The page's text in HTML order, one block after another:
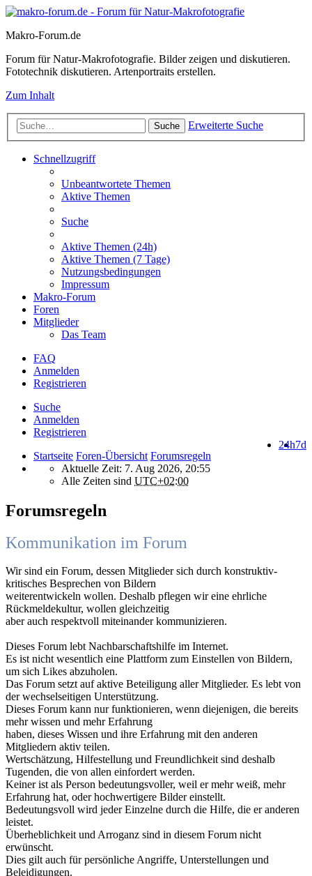
Makro-Forum.de
Forum für Natur-Makrofotografie. Bilder zeigen und diskutieren.
Fototechnik diskutieren. Artenportraits erstellen.
Zum Inhalt
Suche Erweiterte Suche
Schnellzugriff
Unbeantwortete Themen
Aktive Themen
Suche
Aktive Themen (24h)
Aktive Themen (7 Tage)
Nutzungsbedingungen
Impressum
Makro-Forum
Foren
Mitglieder
Das Team
FAQ
Anmelden
Registrieren
Suche
Anmelden
Registrieren
7d
24h
Startseite Foren-Übersicht Forumsregeln
Aktuelle Zeit: 7. Aug 2026, 20:55
Alle Zeiten sind UTC+02:00
Forumsregeln
Kommunikation im Forum
Wir sind ein Forum, dessen Mitglieder sich durch konstruktiv-
kritisches Besprechen von Bildern
weiterentwickeln wollen. Deshalb pflegen wir eine ehrliche
Rückmeldekultur, wollen gleichzeitig
aber auch respektvoll miteinander kommunizieren.
Dieses Forum lebt Nachbarschaftshilfe im Internet.
Es ist nicht wesentlich eine Plattform zum Einstellen von Bildern,
um sich Likes abzuholen.
Das Forum setzt auf aktive Beteiligung aller Mitglieder. Es lebt von
der wechselseitigen Unterstützung.
Dieses Forum kann nur funktionieren, wenn diejenigen, die bereits
mehr wissen und mehr Erfahrung
haben, dieses Wissen und ihre Erfahrung mit den anderen
Mitgliedern aktiv teilen.
Wertschätzung, Hilfestellung und Freundlichkeit sind deshalb
Tugenden, die von allen einfordert werden.
Keiner ist als Person bedeutungsvoller, weil er mehr weiß, mehr
Erfahrung hat, oder hochwertigere Bilder einstellt.
Bedeutungsvoll wird jeder Einzelne durch die Hilfe, die er anderen
leistet.
Überheblichkeit und Arroganz sind in diesem Forum nicht
erwünscht.
Dies gilt auch für persönliche Angriffe, Unterstellungen und
Beleidigungen.